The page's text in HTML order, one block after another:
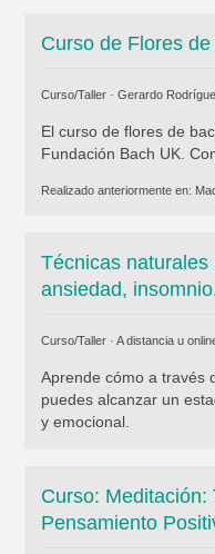
Curso de Flores de
Curso/Taller · Gerardo
El curso de flores de
Fundación Bach UK.
Realizado anteriormente en:
Técnicas
ansiedad,
Curso/Taller · A distancia u
Aprende cómo a través
puedes alcanzar un
y emocional.
Curso: Meditación:
Pensamiento